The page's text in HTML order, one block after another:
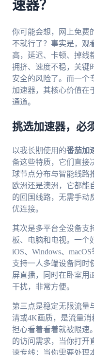
速器？
你可能会想，网上免费
不就行了？事实是，观
高，延迟、卡顿、掉线
拥挤、速度不稳，关键
安全的风险了。而一个
加速器，其核心价值在
通道。
挑选加速器，必
以我长期使用的番茄加
备这些特质，它们直接
球节点分布与智能线路
欧洲还是澳洲，它都能
的回国线路，无需手动
优连接。
其次是多平台全设备支
板、电脑和电视。一个
iOS、Windows、
支持一人多端设备同时
屏直播，同时在卧室用
干扰，非常方便。
第三点是稳定无限流量
清或4K画质，是流量
担心看着看着就被限速
的访问需求，当你打开
速专线；当你需要处理